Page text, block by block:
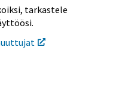
tarkastele